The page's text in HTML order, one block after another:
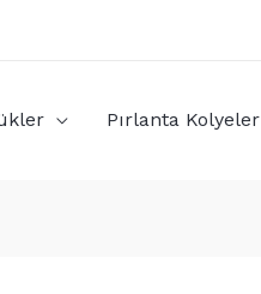
Pırlanta Kolyeler